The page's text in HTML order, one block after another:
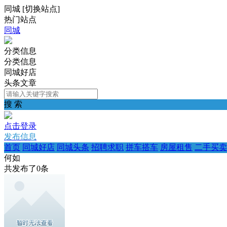
同城 [切换站点]
热门站点
同城
分类信息
分类信息
同城好店
头条文章
搜 索
点击登录
发布信息
首页 同城好店 同城头条 招聘求职 拼车搭车 房屋租售 二手买卖
何如
共发布了0条